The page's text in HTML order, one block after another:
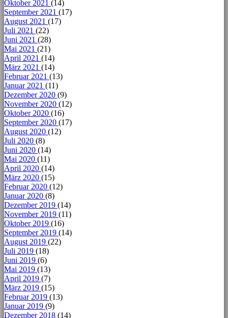
Oktober 2021 (14)
September 2021 (17)
August 2021 (17)
Juli 2021 (22)
Juni 2021 (28)
Mai 2021 (21)
April 2021 (14)
März 2021 (14)
Februar 2021 (13)
Januar 2021 (11)
Dezember 2020 (9)
November 2020 (12)
Oktober 2020 (16)
September 2020 (17)
August 2020 (12)
Juli 2020 (8)
Juni 2020 (14)
Mai 2020 (11)
April 2020 (14)
März 2020 (15)
Februar 2020 (12)
Januar 2020 (8)
Dezember 2019 (14)
November 2019 (11)
Oktober 2019 (16)
September 2019 (14)
August 2019 (22)
Juli 2019 (18)
Juni 2019 (6)
Mai 2019 (13)
April 2019 (7)
März 2019 (15)
Februar 2019 (13)
Januar 2019 (9)
Dezember 2018 (14)